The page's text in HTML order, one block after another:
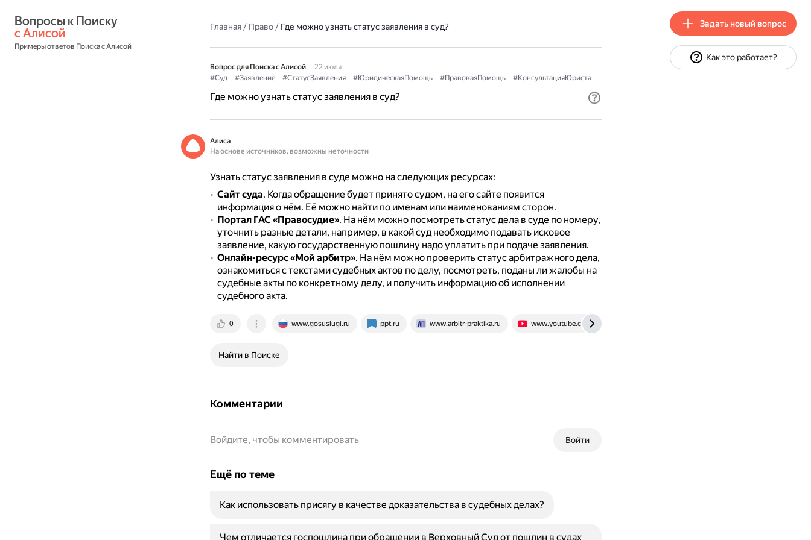
с Алисой
Примеры ответов Поиска с Алисой
Главная/ Право/ Где можно узнать статус заявления в суд?
Вопрос для Поиска с Алисой
22 июля
#Суд
#Заявление #СтатусЗаявления #ЮридическаяПомощь #ПравоваяПомощь #КонсультацияЮриста
Где можно узнать статус заявления в суд?
Алиса
На основе источников, возможны неточности
Узнать статус заявления в суде можно на следующих ресурсах:
Сайт суда. Когда обращение будет принято судом, на его сайте появится
информация о нём. Её можно найти по именам или наименованиям сторон.
Портал ГАС «Правосудие». На нём можно посмотреть статус дела в суде по номеру,
уточнить разные детали, например, в какой суд необходимо подавать исковое
заявление, какую государственную пошлину надо уплатить при подаче заявления.
Онлайн-ресурс «Мой арбитр». На нём можно проверить статус арбитражного дела,
ознакомиться с текстами судебных актов по делу, посмотреть, поданы ли жалобы на
судебные акты по конкретному делу, и получить информацию об исполнении
судебного акта.
0 www.gosuslugi.ru ppt.ru www.arbitr-praktika.ru www.youtube.com
Найти в Поиске
Комментарии
Войти
Войдите, чтобы комментировать
Ещё по теме
Как использовать присягу в качестве доказательства в судебных делах?
Чем отличается госпошлина при обращении в Верховный Суд от пошлин в судах
Задать новый вопрос
Как это работает?